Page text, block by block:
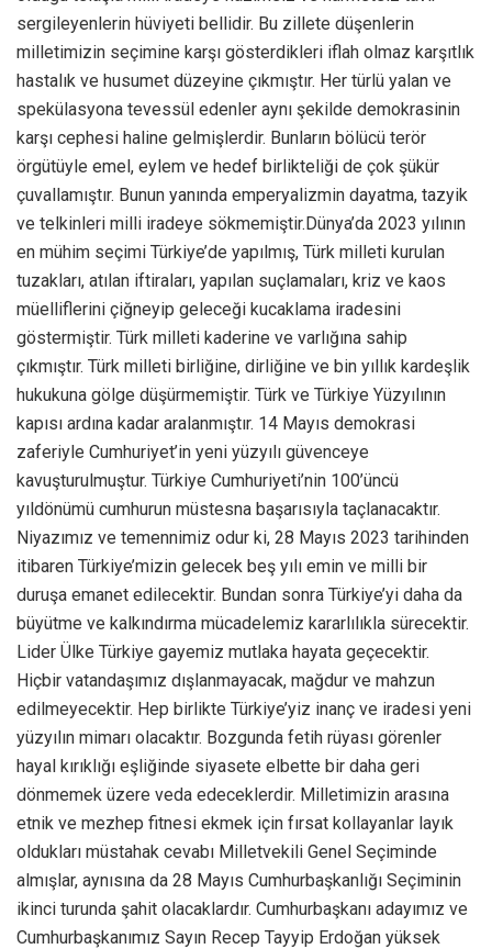
sergileyenlerin hüviyeti bellidir. Bu zillete düşenlerin
milletimizin seçimine karşı gösterdikleri iflah olmaz karşıtlık
hastalık ve husumet düzeyine çıkmıştır. Her türlü yalan ve
spekülasyona tevessül edenler aynı şekilde demokrasinin
karşı cephesi haline gelmişlerdir. Bunların bölücü terör
örgütüyle emel, eylem ve hedef birlikteliği de çok şükür
çuvallamıştır. Bunun yanında emperyalizmin dayatma, tazyik
ve telkinleri milli iradeye sökmemiştir.Dünya’da 2023 yılının
en mühim seçimi Türkiye’de yapılmış, Türk milleti kurulan
tuzakları, atılan iftiraları, yapılan suçlamaları, kriz ve kaos
müelliflerini çiğneyip geleceği kucaklama iradesini
göstermiştir. Türk milleti kaderine ve varlığına sahip
çıkmıştır. Türk milleti birliğine, dirliğine ve bin yıllık kardeşlik
hukukuna gölge düşürmemiştir. Türk ve Türkiye Yüzyılının
kapısı ardına kadar aralanmıştır. 14 Mayıs demokrasi
zaferiyle Cumhuriyet’in yeni yüzyılı güvenceye
kavuşturulmuştur. Türkiye Cumhuriyeti’nin 100’üncü
yıldönümü cumhurun müstesna başarısıyla taçlanacaktır.
Niyazımız ve temennimiz odur ki, 28 Mayıs 2023 tarihinden
itibaren Türkiye’mizin gelecek beş yılı emin ve milli bir
duruşa emanet edilecektir. Bundan sonra Türkiye’yi daha da
büyütme ve kalkındırma mücadelemiz kararlılıkla sürecektir.
Lider Ülke Türkiye gayemiz mutlaka hayata geçecektir.
Hiçbir vatandaşımız dışlanmayacak, mağdur ve mahzun
edilmeyecektir. Hep birlikte Türkiye’yiz inanç ve iradesi yeni
yüzyılın mimarı olacaktır. Bozgunda fetih rüyası görenler
hayal kırıklığı eşliğinde siyasete elbette bir daha geri
dönmemek üzere veda edeceklerdir. Milletimizin arasına
etnik ve mezhep fitnesi ekmek için fırsat kollayanlar layık
oldukları müstahak cevabı Milletvekili Genel Seçiminde
almışlar, aynısına da 28 Mayıs Cumhurbaşkanlığı Seçiminin
ikinci turunda şahit olacaklardır. Cumhurbaşkanı adayımız ve
Cumhurbaşkanımız Sayın Recep Tayyip Erdoğan yüksek